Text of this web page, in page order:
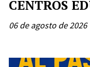
CENTROS
06 de agosto de 2026